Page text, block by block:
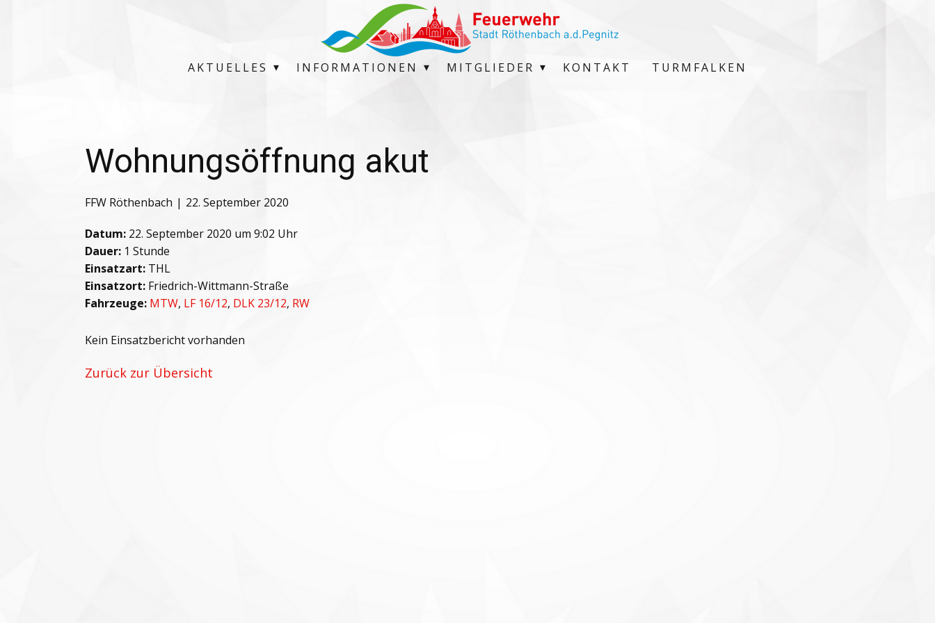
AKTUELLES INFORMATIONEN MITGLIEDER KONTAKT TURMFALKEN
Wohnungsöffnung akut
FFW Röthenbach 22. September 2020
Datum: 22. September 2020 um 9:02 Uhr
Dauer: 1 Stunde
Einsatzart: THL
Einsatzort: Friedrich-Wittmann-Straße
Fahrzeuge: MTW, LF 16/12, DLK 23/12, RW
Kein Einsatzbericht vorhanden
Zurück zur Übersicht